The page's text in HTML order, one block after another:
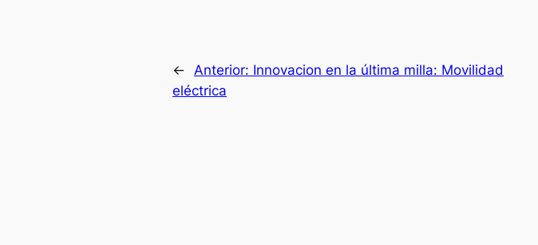
← Anterior: Innovacion en la última milla: Movilidad
eléctrica